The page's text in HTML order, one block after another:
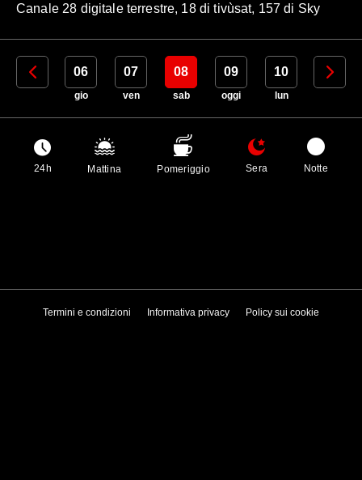
Canale 28 digitale terrestre, 18 di tivùsat, 157 di Sky
05 06
gio
07
ven
08
sab
09
oggi
10
lun
11
24h Mattina Pomeriggio Sera Notte
Termini e condizioni Informativa privacy Policy sui cookie